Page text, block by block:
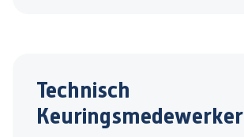
Technisch
Keuringsmedewerker